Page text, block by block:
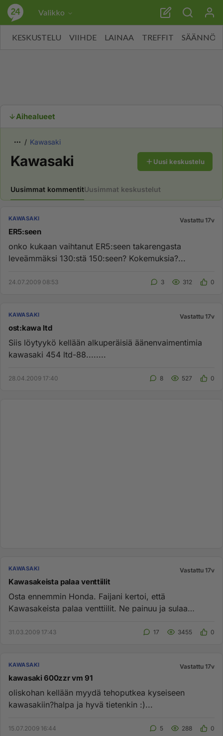
Valikko
KESKUSTELU VIIHDE LAINAA TREFFIT SÄÄNNÖT
Aihealueet
Kawasaki
Kawasaki Uusi keskustelu
Uusimmat kommentitUusimmat keskustelut
KAWASAKI Vastattu 17v
ER5:seen
onko kukaan vaihtanut ER5:seen takarengasta
leveämmäksi 130:stä 150:seen? Kokemuksia?...
24.07.2009 08:53 3 312 0
KAWASAKI Vastattu 17v
ost:kawa ltd
Siis löytyykö kellään alkuperäisiä äänenvaimentimia
kawasaki 454 ltd-88........
28.04.2009 17:40 8 527 0
KAWASAKI Vastattu 17v
Kawasakeista palaa venttiilit
Osta ennemmin Honda. Faijani kertoi, että
Kawasakeista palaa venttiilit. Ne painuu ja sulaa
31.03.2009 17:43 17 3455 0
KAWASAKI Vastattu 17v
kawasaki 600zzr vm 91
oliskohan kellään myydä tehoputkea kyseiseen
kawasakiin?halpa ja hyvä tietenkin :)...
15.07.2009 16:44 5 288 0